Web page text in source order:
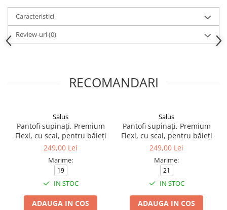
Caracteristici
Review-uri(0)
RECOMANDARI
Salus
Pantofi supinați, Premium
Flexi, cu scai, pentru băieți
249,00 Lei
Marime:
19
IN STOC
ADAUGA IN COS
Salus
Pantofi supinați, Premium
Flexi, cu scai, pentru băieți
249,00 Lei
Marime:
21
IN STOC
ADAUGA IN COS